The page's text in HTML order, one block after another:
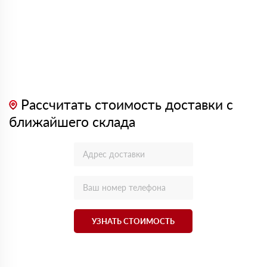
Рассчитать стоимость доставки с
ближайшего склада
УЗНАТЬ СТОИМОСТЬ